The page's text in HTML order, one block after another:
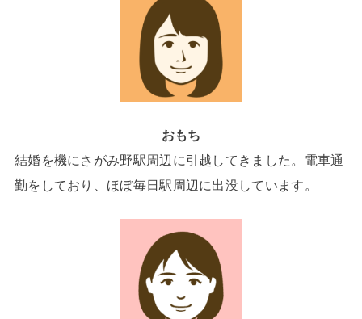
おもち
結婚を機にさがみ野駅周辺に引越してきました。電車通
勤をしており、ほぼ毎日駅周辺に出没しています。